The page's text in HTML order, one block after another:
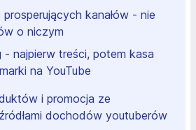
kanałów - nie
o niczym
- najpierw treści, potem kasa
na YouTube
i promocja ze
dochodów youtuberów